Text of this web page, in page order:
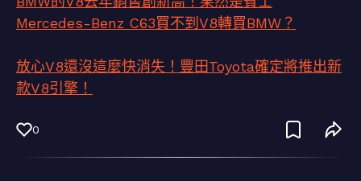
Mercedes-Benz C63買不到V8轉買BMW？
放心V8還沒這麼快消失！豐田Toyota確定將推出新
款V8引擎！
0